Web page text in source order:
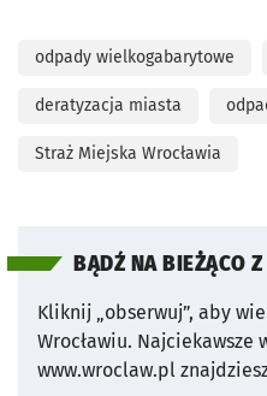
odpady wielkogabarytowe
deratyzacja miasta
Straż Miejska Wrocławia
BĄDŹ NA BIEŻĄCO
Kliknij „obserwuj”, aby
Wrocławiu. Najciekawsze
www.wroclaw.pl